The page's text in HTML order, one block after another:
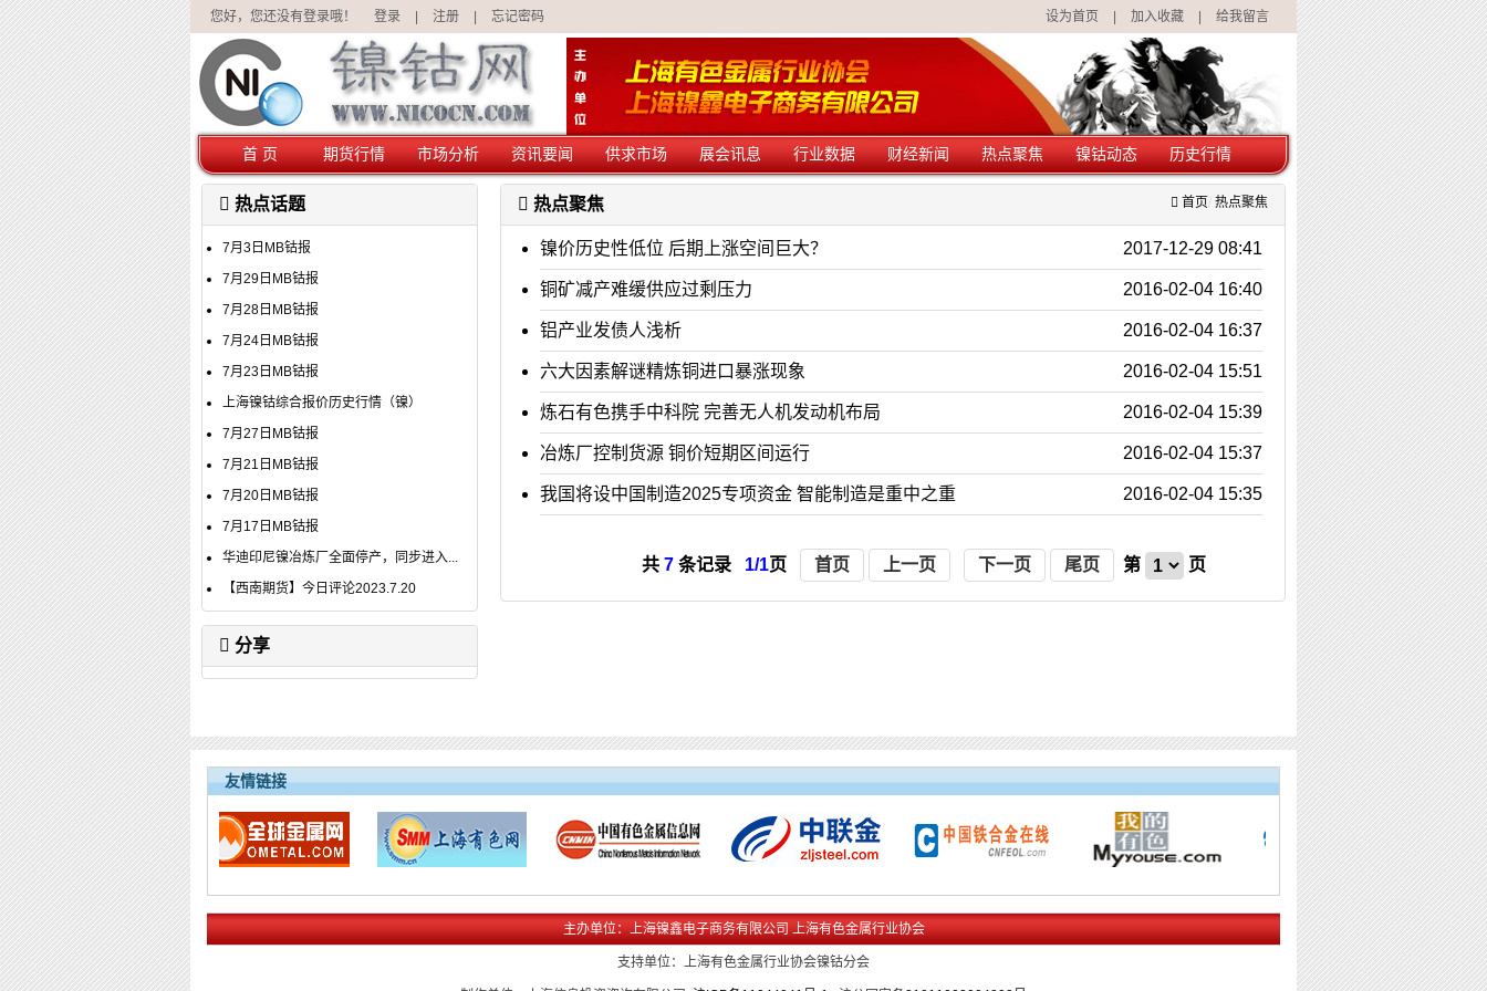
您好，您还没有登录哦！ 登录 注册 忘记密码 设为首页 加入收藏 给我留言
首 页 期货行情 市场分析 资讯要闻 供求市场 展会讯息 行业数据 财经新闻 热点聚焦 镍钴动态 历史行情
热点话题
7月3日MB钴报
7月29日MB钴报
7月28日MB钴报
7月24日MB钴报
7月23日MB钴报
上海镍钴综合报价历史行情（镍）
7月27日MB钴报
7月21日MB钴报
7月20日MB钴报
7月17日MB钴报
华迪印尼镍冶炼厂全面停产，同步进入...
【西南期货】今日评论2023.7.20
分享
首页 热点聚焦
热点聚焦
2017-12-29 08:41
镍价历史性低位 后期上涨空间巨大？
2016-02-04 16:40
铜矿减产难缓供应过剩压力
2016-02-04 16:37
铝产业发债人浅析
2016-02-04 15:51
六大因素解谜精炼铜进口暴涨现象
2016-02-04 15:39
炼石有色携手中科院 完善无人机发动机布局
2016-02-04 15:37
冶炼厂控制货源 铜价短期区间运行
2016-02-04 15:35
我国将设中国制造2025专项资金 智能制造是重中之重
共 7条记录 1/1页 首页 上一页 下一页 尾页 第 页
友情链接
主办单位：上海镍鑫电子商务有限公司 上海有色金属行业协会
支持单位：上海有色金属行业协会镍钴分会